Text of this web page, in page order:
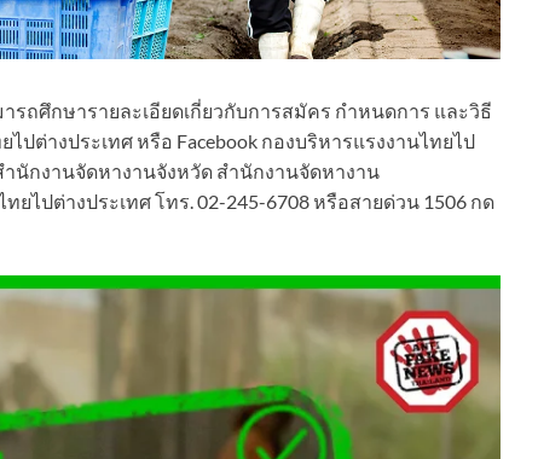
รถศึกษารายละเอียดเกี่ยวกับการสมัคร กำหนดการ และวิธี
ปต่างประเทศ หรือ Facebook กองบริหารแรงงานไทยไป
นักงานจัดหางานจังหวัด สำนักงานจัดหางาน
ไปต่างประเทศ โทร. 02-245-6708 หรือสายด่วน 1506 กด